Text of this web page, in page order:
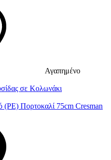
Αγαπημένο
σε Κολωνάκι